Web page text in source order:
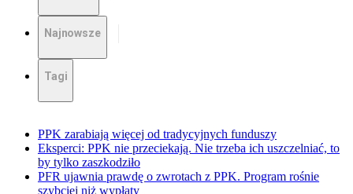
Najnowsze
Tagi
PPK zarabiają więcej od tradycyjnych funduszy
Eksperci: PPK nie przeciekają. Nie trzeba ich uszczelniać, to
by tylko zaszkodziło
PFR ujawnia prawdę o zwrotach z PPK. Program rośnie
szybciej niż wypłaty